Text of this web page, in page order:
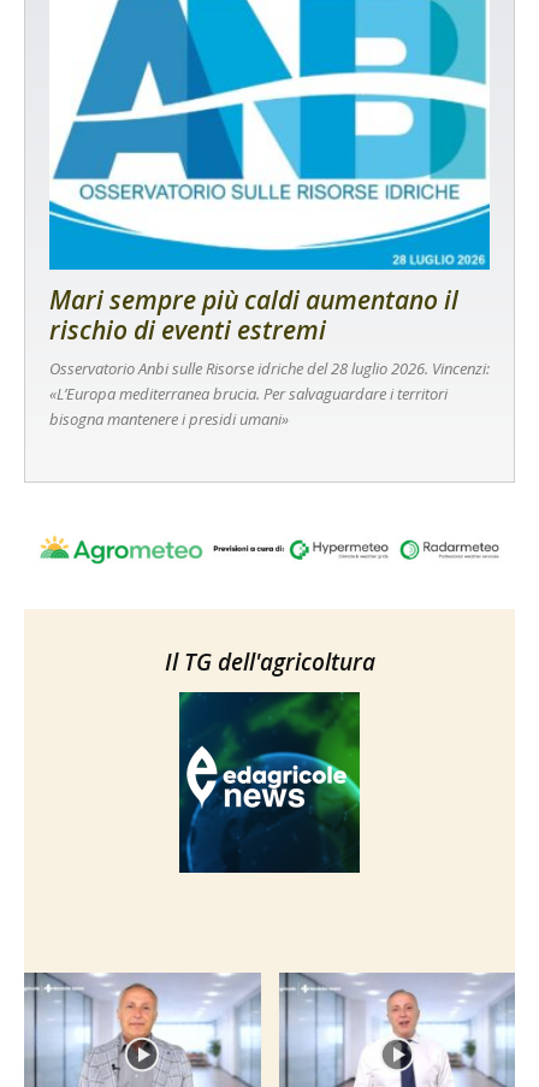
Mari sempre più caldi aumentano il
rischio di eventi estremi
Osservatorio Anbi sulle Risorse idriche del 28 luglio 2026. Vincenzi:
«L’Europa mediterranea brucia. Per salvaguardare i territori
bisogna mantenere i presidi umani»
Il TG dell'agricoltura